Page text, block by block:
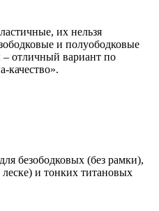
их нельзя
и полуободковые
отличный вариант по
качество».
безободковых (без рамки),
и тонких титановых